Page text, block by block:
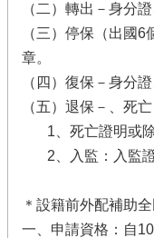
（二）轉出－身分證
（三）停保（出國
章。
（四）復保－身分
（五）退保－、死亡
1、死亡證明或除
2、入監：入監證
＊設籍前外配補助
一、申請資格：自